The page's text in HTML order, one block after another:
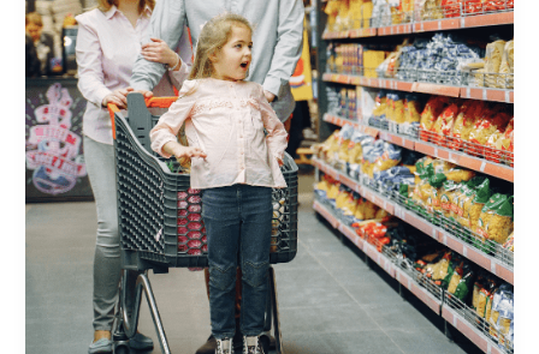
EN
EL
COMERCIO
MINORISTA